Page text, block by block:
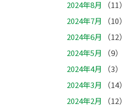
2024年8月
（11）
2024年7月
（10）
2024年6月
（12）
2024年5月
（9）
2024年4月
（3）
2024年3月
（14）
2024年2月
（12）